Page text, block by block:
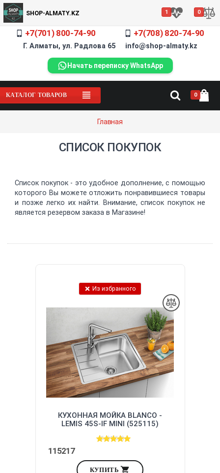
SHOP-ALMATY.KZ 1 0
+7(701) 800-74-90 +7(708) 820-74-90
Г. Алматы, ул. Радлова 65 info@shop-almaty.kz
Начать переписку WhatsApp
КАТАЛОГ ТОВАРОВ 0
Главная
СПИСОК ПОКУПОК
Список покупок - это удобное дополнение, с помощью
которого Вы можете отложить понравившиеся товары
и позже легко их найти. Внимание, список покупок не
является резервом заказа в Магазине!
Из избранного
КУХОННАЯ МОЙКА BLANCO -
LEMIS 45S-IF MINI (525115)
(5.0)1(5.0)
115217
КУПИТЬ